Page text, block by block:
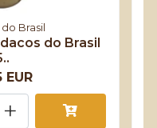
Brasil
do Brasil
EUR
+